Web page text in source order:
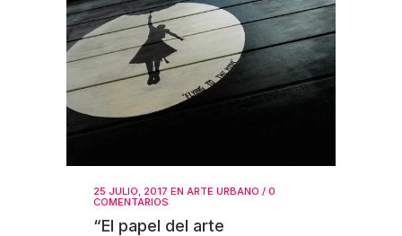
25 JULIO, 2017 EN ARTE URBANO / 0
COMENTARIOS
“El papel del arte